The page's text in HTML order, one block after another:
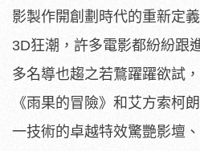
影製作開創劃時代的重新定
3D狂潮，許多電影都紛紛跟
多名導也趨之若鶩躍躍欲試
《雨果的冒險》 和艾方索柯
一技術的卓越特效驚艷影壇、